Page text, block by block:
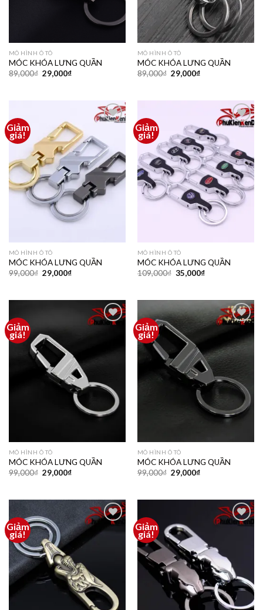
MÔ HÌNH Ô TÔ
MÓC KHÓA LƯNG QUẦN
89,000₫ 29,000₫
MÔ HÌNH Ô TÔ
MÓC KHÓA LƯNG QUẦN
89,000₫ 29,000₫
Giảm
giá!
yêu
thích
MÔ HÌNH Ô TÔ
MÓC KHÓA LƯNG QUẦN
99,000₫ 29,000₫
Giảm
giá!
Thêm
thích
MÔ HÌNH Ô TÔ
MÓC KHÓA LƯNG QUẦN
109,000₫ 35,000₫
Giảm
giá!
MÔ HÌNH Ô TÔ
MÓC KHÓA LƯNG QUẦN
99,000₫ 29,000₫
Giảm
giá!
vào
yêu
MÔ HÌNH Ô TÔ
MÓC KHÓA LƯNG QUẦN
99,000₫ 29,000₫
Giảm
giá!
Thêm
Giảm
giá!